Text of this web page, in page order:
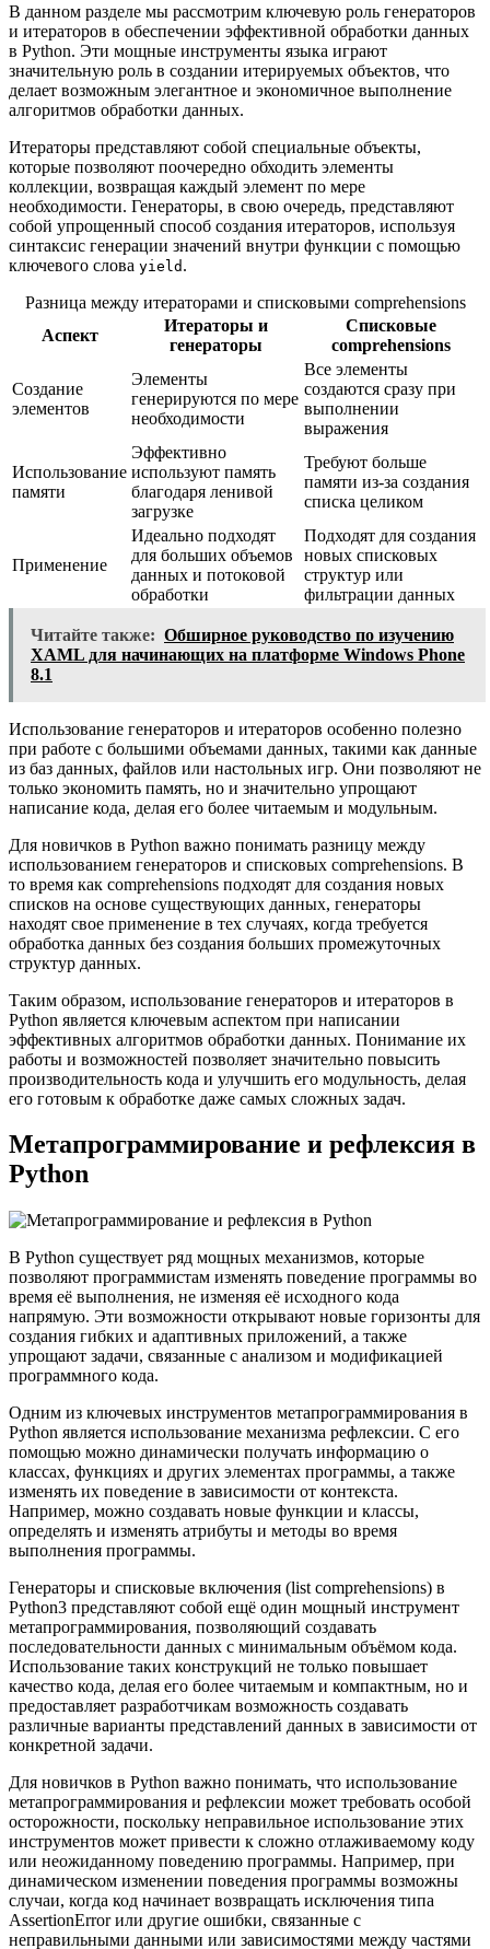
В данном разделе мы рассмотрим ключевую роль генераторов
и итераторов в обеспечении эффективной обработки данных
в Python. Эти мощные инструменты языка играют
значительную роль в создании итерируемых объектов, что
делает возможным элегантное и экономичное выполнение
алгоритмов обработки данных.
Итераторы представляют собой специальные объекты,
которые позволяют поочередно обходить элементы
коллекции, возвращая каждый элемент по мере
необходимости. Генераторы, в свою очередь, представляют
собой упрощенный способ создания итераторов, используя
синтаксис генерации значений внутри функции с помощью
ключевого слова yield .
Разница между итераторами и списковыми comprehensions
Аспект
Итераторы и
генераторы
Списковые
comprehensions
Создание
элементов
Элементы
генерируются по мере
необходимости
Все элементы
создаются сразу при
выполнении
выражения
Использование
памяти
Эффективно
используют память
благодаря ленивой
загрузке
Требуют больше
памяти из-за создания
списка целиком
Применение
Идеально подходят
для больших объемов
данных и потоковой
обработки
Подходят для создания
новых списковых
структур или
фильтрации данных
Читайте также: Обширное руководство по изучению
XAML для начинающих на платформе Windows Phone
8.1
Использование генераторов и итераторов особенно полезно
при работе с большими объемами данных, такими как данные
из баз данных, файлов или настольных игр. Они позволяют не
только экономить память, но и значительно упрощают
написание кода, делая его более читаемым и модульным.
Для новичков в Python важно понимать разницу между
использованием генераторов и списковых comprehensions. В
то время как comprehensions подходят для создания новых
списков на основе существующих данных, генераторы
находят свое применение в тех случаях, когда требуется
обработка данных без создания больших промежуточных
структур данных.
Таким образом, использование генераторов и итераторов в
Python является ключевым аспектом при написании
эффективных алгоритмов обработки данных. Понимание их
работы и возможностей позволяет значительно повысить
производительность кода и улучшить его модульность, делая
его готовым к обработке даже самых сложных задач.
Метапрограммирование и рефлексия в
Python
В Python существует ряд мощных механизмов, которые
позволяют программистам изменять поведение программы во
время её выполнения, не изменяя её исходного кода
напрямую. Эти возможности открывают новые горизонты для
создания гибких и адаптивных приложений, а также
упрощают задачи, связанные с анализом и модификацией
программного кода.
Одним из ключевых инструментов метапрограммирования в
Python является использование механизма рефлексии. С его
помощью можно динамически получать информацию о
классах, функциях и других элементах программы, а также
изменять их поведение в зависимости от контекста.
Например, можно создавать новые функции и классы,
определять и изменять атрибуты и методы во время
выполнения программы.
Генераторы и списковые включения (list comprehensions) в
Python3 представляют собой ещё один мощный инструмент
метапрограммирования, позволяющий создавать
последовательности данных с минимальным объёмом кода.
Использование таких конструкций не только повышает
качество кода, делая его более читаемым и компактным, но и
предоставляет разработчикам возможность создавать
различные варианты представлений данных в зависимости от
конкретной задачи.
Для новичков в Python важно понимать, что использование
метапрограммирования и рефлексии может требовать особой
осторожности, поскольку неправильное использование этих
инструментов может привести к сложно отлаживаемому коду
или неожиданному поведению программы. Например, при
динамическом изменении поведения программы возможны
случаи, когда код начинает возвращать исключения типа
AssertionError или другие ошибки, связанные с
неправильными данными или зависимостями между частями